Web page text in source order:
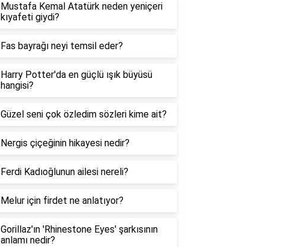
Mustafa Kemal Atatürk neden yeniçeri
kıyafeti giydi?
Fas bayrağı neyi temsil eder?
Harry Potter'da en güçlü ışık büyüsü
hangisi?
Güzel seni çok özledim sözleri kime ait?
Nergis çiçeğinin hikayesi nedir?
Ferdi Kadıoğlunun ailesi nereli?
Melur için firdet ne anlatıyor?
Gorillaz'ın 'Rhinestone Eyes' şarkısının
anlamı nedir?